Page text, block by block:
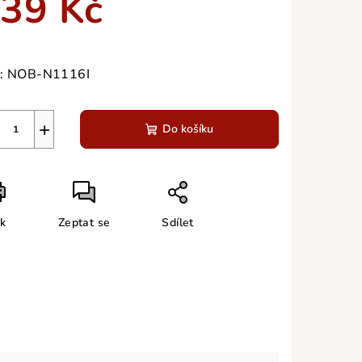
NOB-N1116I
+ Do košíku
Zeptat se Sdílet